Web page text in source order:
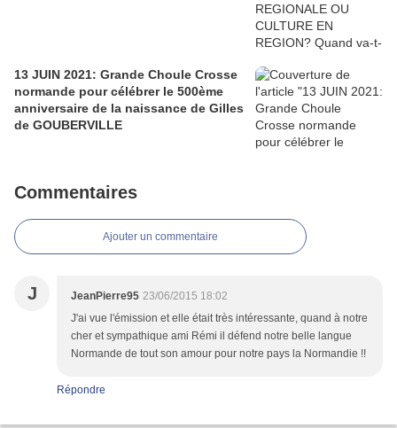
13 JUIN 2021: Grande Choule Crosse
normande pour célébrer le 500ème
anniversaire de la naissance de Gilles
de GOUBERVILLE
Commentaires
Ajouter un commentaire
J JeanPierre95 23/06/2015 18:02
J'ai vue l'émission et elle était très intéressante, quand à notre
cher et sympathique ami Rémi il défend notre belle langue
Normande de tout son amour pour notre pays la Normandie !!
Répondre